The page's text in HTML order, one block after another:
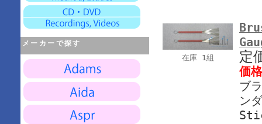
メーカーで探す
在庫 1組
価
ブ
ン